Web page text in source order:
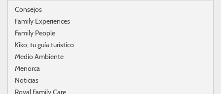
Consejos
Family Experiences
Family People
Kiko, tu guía turístico
Medio Ambiente
Menorca
Noticias
Royal Family Care